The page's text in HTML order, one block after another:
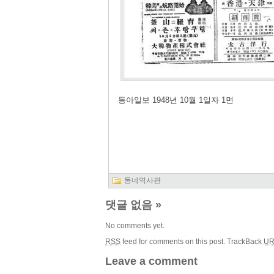
동아일보 1948년 10월 1일자 1면
동네역사관
댓글 없음 »
No comments yet.
RSS feed for comments on this post. TrackBack
Leave a comment